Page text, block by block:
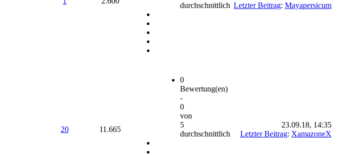
durchschnittlich Letzter Beitrag: Mayapersicum
20 11.665
0
Bewertung(en)
-
0
von
5
durchschnittlich
23.09.18, 14:35
Letzter Beitrag: XamazoneX